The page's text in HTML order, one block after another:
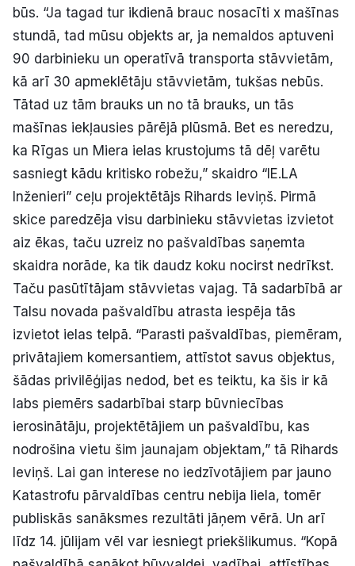
būs. “Ja tagad tur ikdienā brauc nosacīti x mašīnas
stundā, tad mūsu objekts ar, ja nemaldos aptuveni
90 darbinieku un operatīvā transporta stāvvietām,
kā arī 30 apmeklētāju stāvvietām, tukšas nebūs.
Tātad uz tām brauks un no tā brauks, un tās
mašīnas iekļausies pārējā plūsmā. Bet es neredzu,
ka Rīgas un Miera ielas krustojums tā dēļ varētu
sasniegt kādu kritisko robežu,” skaidro “IE.LA
Inženieri” ceļu projektētājs Rihards Ieviņš. Pirmā
skice paredzēja visu darbinieku stāvvietas izvietot
aiz ēkas, taču uzreiz no pašvaldības saņemta
skaidra norāde, ka tik daudz koku nocirst nedrīkst.
Taču pasūtītājam stāvvietas vajag. Tā sadarbībā ar
Talsu novada pašvaldību atrasta iespēja tās
izvietot ielas telpā. “Parasti pašvaldības, piemēram,
privātajiem komersantiem, attīstot savus objektus,
šādas privilēģijas nedod, bet es teiktu, ka šis ir kā
labs piemērs sadarbībai starp būvniecības
ierosinātāju, projektētājiem un pašvaldību, kas
nodrošina vietu šim jaunajam objektam,” tā Rihards
Ieviņš. Lai gan interese no iedzīvotājiem par jauno
Katastrofu pārvaldības centru nebija liela, tomēr
publiskās sanāksmes rezultāti jāņem vērā. Un arī
līdz 14. jūlijam vēl var iesniegt priekšlikumus. “Kopā